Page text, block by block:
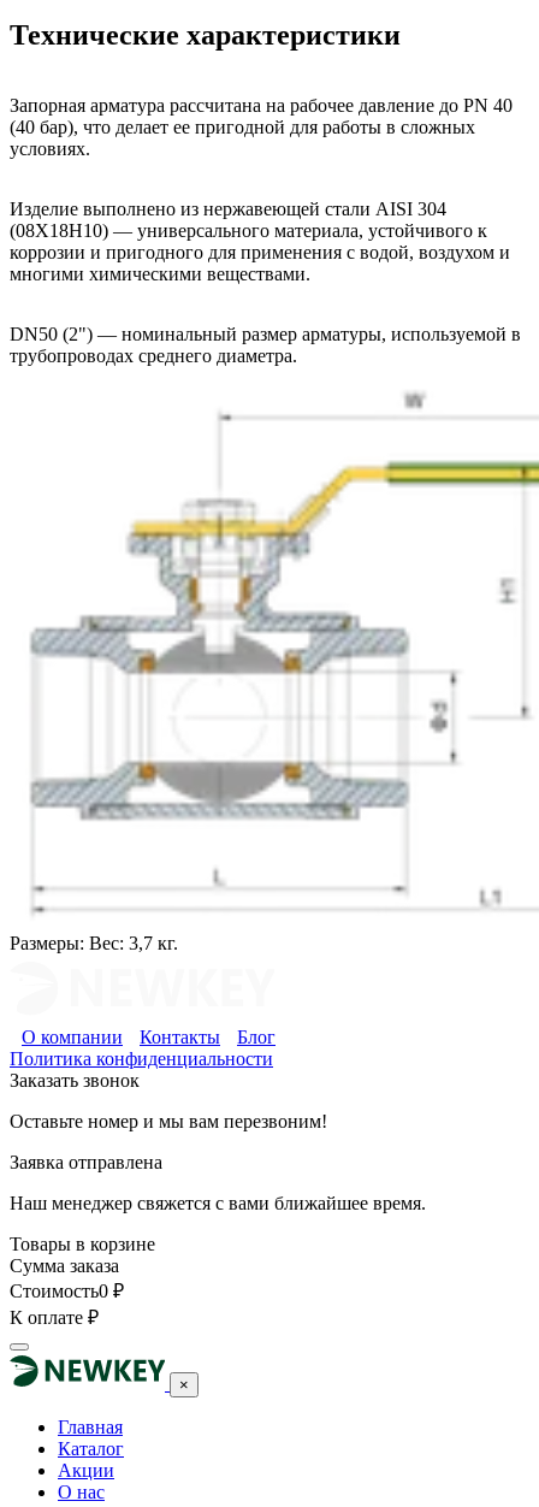
Технические характеристики
Запорная арматура рассчитана на рабочее давление до PN 40
(40 бар), что делает ее пригодной для работы в сложных
условиях.
Изделие выполнено из нержавеющей стали AISI 304
(08Х18Н10) — универсального материала, устойчивого к
коррозии и пригодного для применения с водой, воздухом и
многими химическими веществами.
DN50 (2") — номинальный размер арматуры, используемой в
трубопроводах среднего диаметра.
Размеры: Вес: 3,7 кг.
О компании Контакты
Блог
Политика конфиденциальности
Заказать звонок
Оставьте номер и мы вам перезвоним!
Заявка отправлена
Наш менеджер свяжется с вами ближайшее время.
Товары в корзине
Сумма заказа
Стоимость0 ₽
К оплате ₽
×
Главная
Каталог
Акции
О нас